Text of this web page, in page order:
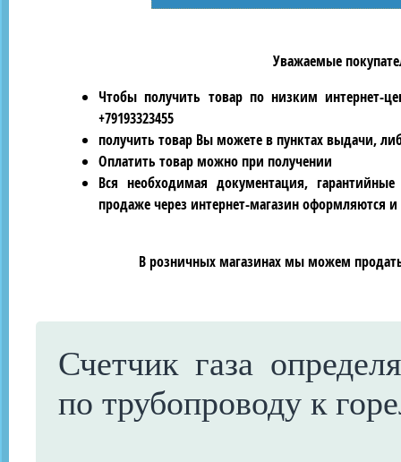
Уважаемые
Чтобы получить товар по низким интернет-
+79193323455
получить товар Вы можете в пунктах выдачи,
Оплатить товар можно при получении
Вся необходимая документация,
продаже через интернет-магазин оформляются
В розничных магазинах мы можем
Счетчик газа
по трубопроводу к